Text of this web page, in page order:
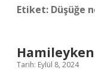
Etiket: Düşüğe
Tarih: Eylül 8, 2024